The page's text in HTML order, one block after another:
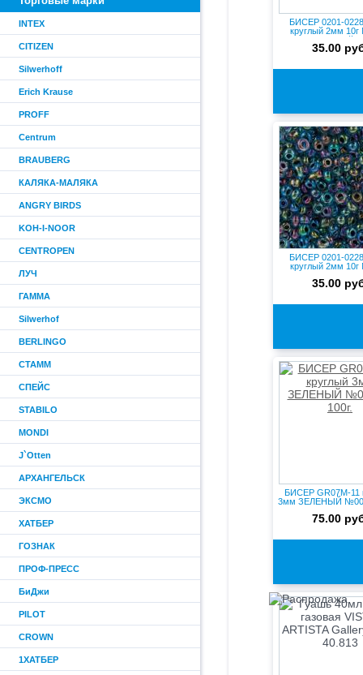
INTEX
CITIZEN
Silwerhoff
Erich Krause
PROFF
Centrum
BRAUBERG
КАЛЯКА-МАЛЯКА
ANGRY BIRDS
KOH-I-NOOR
CENTROPEN
ЛУЧ
ГАММА
Silwerhof
BERLINGO
СТАММ
СПЕЙС
STABILO
MONDI
J`Otten
АРХАНГЕЛЬСК
ЭКСМО
ХАТБЕР
ГОЗНАК
ПРОФ-ПРЕСС
БиДжи
PILOT
CROWN
1ХАТБЕР
БИСЕР 0201-
круглый 2мм
серый
35.00
БИСЕР 0201-
круглый 2мм
35.00
БИСЕР GR07M-11
3мм ЗЕЛЕНЫЙ
75.00